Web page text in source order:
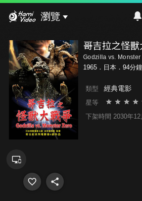
瀏覽
哥吉拉之怪
Godzilla vs. Monster
1965．日本．94分鐘
類型 經典電影
星等
下架時間 2030年12